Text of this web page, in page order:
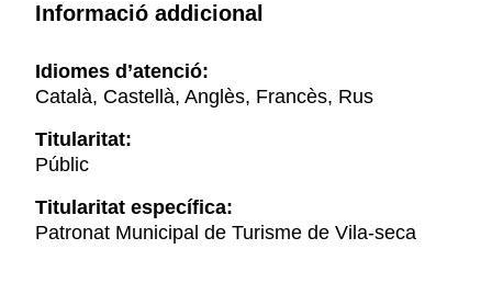
Informació addicional
Idiomes d’atenció:
Català, Castellà, Anglès, Francès, Rus
Titularitat:
Públic
Titularitat específica:
Patronat Municipal de Turisme de Vila-seca